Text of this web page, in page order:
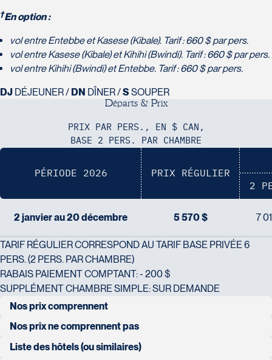
†En option :
vol entre Entebbe et Kasese (Kibale). Tarif : 660 $ par pers.
vol entre Kasese (Kibale) et Kihihi (Bwindi). Tarif : 660 $ par pers.
vol entre Kihihi (Bwindi) et Entebbe. Tarif : 660 $ par pers.
DJ DÉJEUNER / DN DÎNER /S SOUPER
Départs & Prix
PRIX PAR PERS., EN $ CAN,
BASE 2 PERS. PAR CHAMBRE
PÉRIODE 2026
PRIX RÉGULIER
2
2 janvier au 20 décembre 5 570 $ 7
TARIF RÉGULIER CORRESPOND AU TARIF BASE PRIVÉE 6
PERS. (2 PERS. PAR CHAMBRE)
RABAIS PAIEMENT COMPTANT: - 200 $
SUPPLÉMENT CHAMBRE SIMPLE: SUR DEMANDE
Nos prix comprennent
transfert en véhicule 2x4, safari en véhicule 4x4
hébergement en occupation double en hôtels de catégorie 3
Nos prix ne comprennent pas
transport aérien au départ du Québec
Liste des hôtels (ou similaires)
J2S 4Z1
Tél :
450-774-6436 / 1-800-561-2967
8940 Boulevard Leduc - Bureau 20
Brossard
450-465-0620 / 1-844-869-2439
Voyages Granby
157 rue Principale
Granby
J2G 2V5
Tél :450-372-3624 / 1-800-361-0447
500 rue Bouvier - Suite 202
Québec
G2J 1E3
Tél :418-624-8222 / 1-844-869-2439
Voyages Émotions
G3H 2G2
social
2700 Boulevard Laurier - Édifice